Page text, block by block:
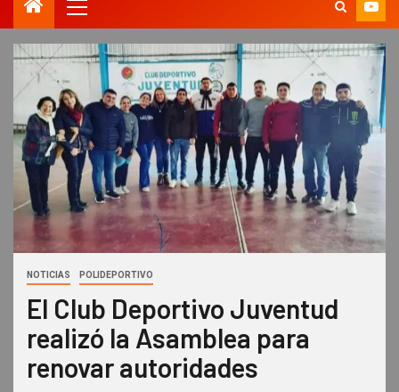
NOTICIAS POLIDEPORTIVO
El Club Deportivo Juventud
realizó la Asamblea para
renovar autoridades